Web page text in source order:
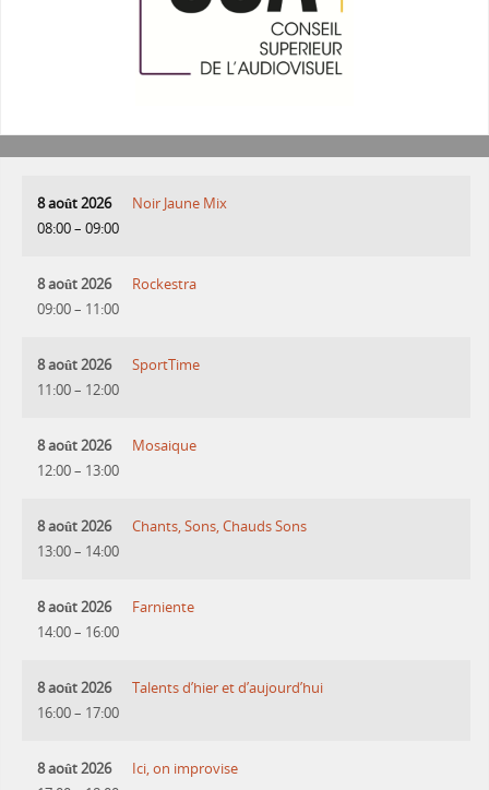
8 août 2026
08:00– 09:00
Noir Jaune Mix
8 août 2026
09:00– 11:00
Rockestra
8 août 2026
11:00– 12:00
SportTime
8 août 2026
12:00– 13:00
Mosaique
8 août 2026
13:00– 14:00
Chants, Sons, Chauds Sons
8 août 2026
14:00– 16:00
Farniente
8 août 2026
16:00– 17:00
Talents d’hier et d’aujourd’hui
8 août 2026
Ici, on improvise